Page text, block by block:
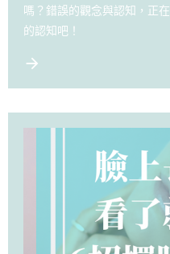
嗎？錯誤的觀念與認知，正
的認知吧！